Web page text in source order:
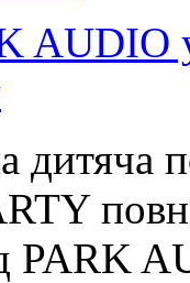
AUDIO
дитяча
PARK